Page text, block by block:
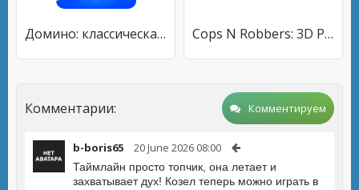
Домино: классическая игра Cops N Robbers: 3D Pixel Prison Games 2
Комментарии: Комментируем
b-boris65 20 June 2026 08:00
Таймлайн просто топчик, она летает и
захватывает дух! Козел теперь можно играть в